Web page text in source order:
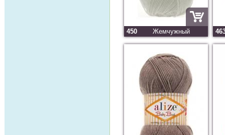
450 Жемчужный